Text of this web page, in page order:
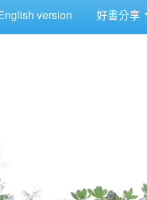
English version 好書分享